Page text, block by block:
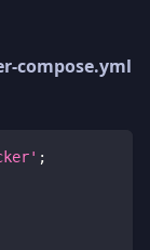
compose.yml
;